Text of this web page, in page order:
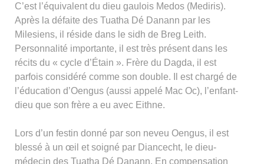
C’est l’équivalent du dieu gaulois Medos (Mediris).
Après la défaite des Tuatha Dé Danann par les
Milesiens, il réside dans le sidh de Breg Leith.
Personnalité importante, il est très présent dans les
récits du « cycle d’Étain ». Frère du Dagda, il est
parfois considéré comme son double. Il est chargé de
l’éducation d’Oengus (aussi appelé Mac Oc), l’enfant-
dieu que son frère a eu avec Eithne.
Lors d’un festin donné par son neveu Oengus, il est
blessé à un œil et soigné par Diancecht, le dieu-
médecin des Tuatha Dé Danann. En compensation